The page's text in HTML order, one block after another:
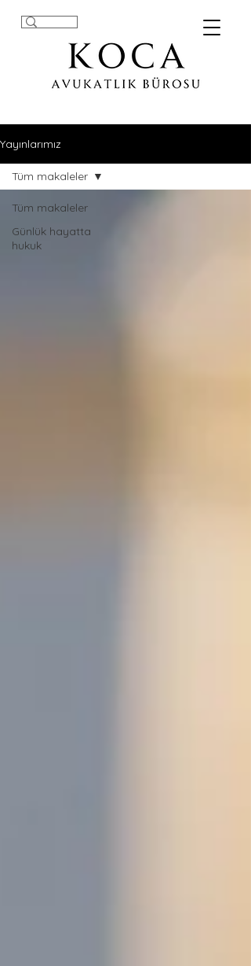
Yayınlarımız
Tüm makaleler
Günlük hayatta
hukuk
Tüm makaleler